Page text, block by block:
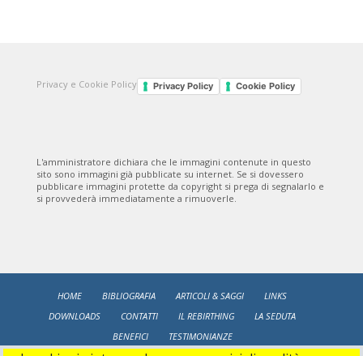
Privacy e Cookie Policy Privacy Policy Cookie Policy
L'amministratore dichiara che le immagini contenute in questo
sito sono immagini già pubblicate su internet. Se si dovessero
pubblicare immagini protette da copyright si prega di segnalarlo e
si provvederà immediatamente a rimuoverle.
HOME BIBLIOGRAFIA ARTICOLI & SAGGI
LINKS
DOWNLOADS
CONTATTI IL REBIRTHING
LA SEDUTA
BENEFICI
TESTIMONIANZE